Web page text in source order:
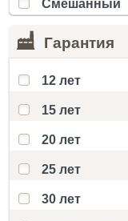
Смешанный
Гарантия
12 лет
15 лет
20 лет
25 лет
30 лет